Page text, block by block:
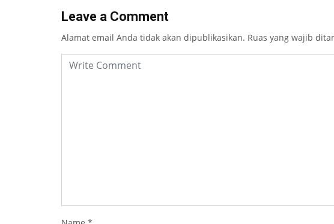
Leave a Comment
Alamat email Anda tidak akan dipublikasikan. Ruas yang wajib